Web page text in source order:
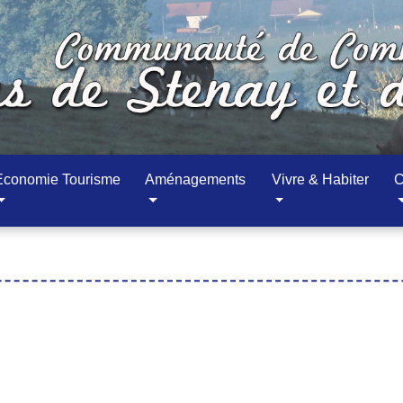
Tourisme Aménagements Vivre & Habiter